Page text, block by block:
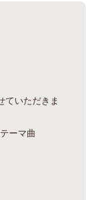
ていただきま
ーマ曲